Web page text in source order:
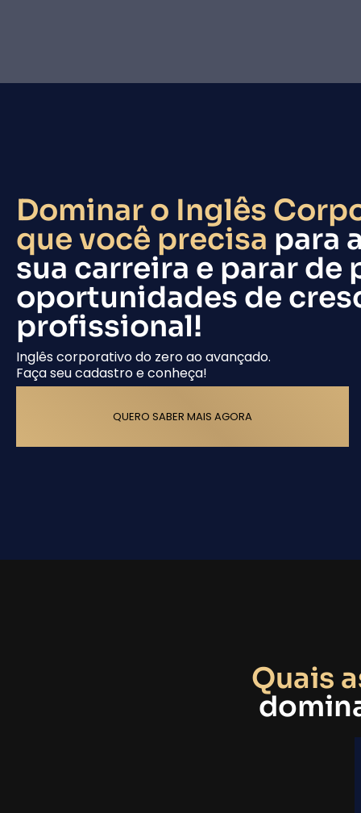
Dominar o Inglês
que você precisa para
sua carreira e parar de
oportunidades de
profissional!
Inglês corporativo do zero ao avançado.
Faça seu cadastro e conheça!
QUERO SABER MAIS AGORA
Quais